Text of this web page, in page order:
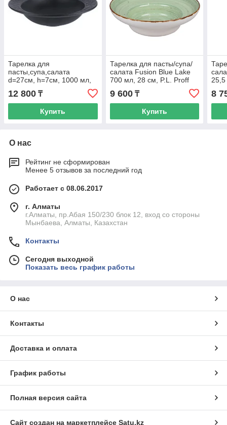
Тарелка для
пасты,супа,салата
d=27см, h=7см, 1000 мл,
серия Black Raw Wood
P.L. - ProffCuisine
12 800 ₸
Купить
Тарелка для пасты/супа/
салата Fusion Blue Lake
700 мл, 28 см, P.L. Proff
9 600₸
Купить
8
О нас
Рейтинг не сформирован
Менее 5 отзывов за последний год
Работает с 08.06.2017
г. Алматы
г.Алматы, пр.Абая 150/230 блок 12, вход со стороны
Мынбаева, Алматы, Казахстан
Контакты
Сегодня выходной
Показать весь график работы
О нас
Контакты
Доставка и оплата
График работы
Полная версия сайта
Сайт создан на маркетплейсе Satu.kz